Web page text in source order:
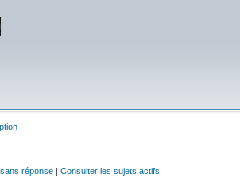
réponse | Consulter les sujets actifs